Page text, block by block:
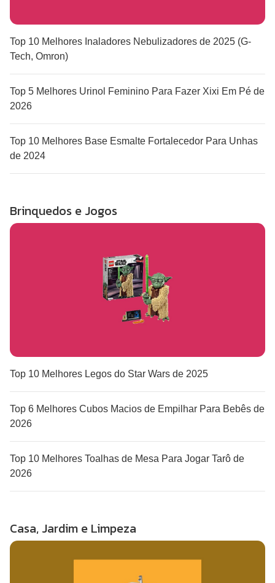
Top 10 Melhores Inaladores Nebulizadores de 2025 (G-
Tech, Omron)
Top 5 Melhores Urinol Feminino Para Fazer Xixi Em Pé de
2026
Top 10 Melhores Base Esmalte Fortalecedor Para Unhas
de 2024
Brinquedos e Jogos
Top 10 Melhores Legos do Star Wars de 2025
Top 6 Melhores Cubos Macios de Empilhar Para Bebês de
2026
Top 10 Melhores Toalhas de Mesa Para Jogar Tarô de
2026
Casa, Jardim e Limpeza